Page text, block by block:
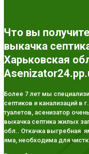
Что вы
выкачка
Харьковская
Более 7 лет мы
септиков и канализаций
туалетов, асенизатор
выкачка септика жилых
обл.. Откачка выгребная
яма, необходима для